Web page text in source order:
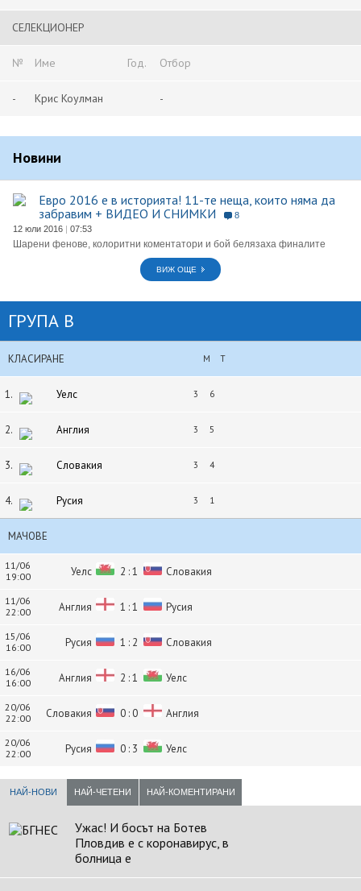
СЕЛЕКЦИОНЕР
№ Име Год. Отбор
- Крис Коулман -
Новини
Евро 2016 е в историята! 11-те неща, които няма да
забравим + ВИДЕО И СНИМКИ
8
12 юли 2016 | 07:53
Шарени фенове, колоритни коментатори и бой белязаха финалите
ВИЖ ОЩЕ
ГРУПА B
КЛАСИРАНЕ М Т
1. Уелс 3 6
2. Англия 3 5
3. Словакия 3 4
4. Русия 3 1
МАЧОВЕ
11/06
19:00
Уелс 2 : 1 Словакия
11/06
22:00
Англия 1 : 1 Русия
15/06
16:00
Русия 1 : 2 Словакия
16/06
16:00
Англия 2 : 1 Уелс
20/06
22:00
Словакия 0 : 0 Англия
20/06
22:00
Русия 0 : 3 Уелс
НАЙ-НОВИ НАЙ-ЧЕТЕНИ НАЙ-КОМЕНТИРАНИ
Ужас! И босът на Ботев
Пловдив е с коронавирус, в
болница е